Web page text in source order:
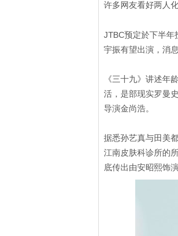
许多网友看好两人
JTBC预定於下半年
宇振有望出演，消
《三十九》讲述年
活，是部现实罗曼
导演金尚浩。
据悉孙艺真与田美
江南皮肤科诊所的
底传出由安昭熙饰